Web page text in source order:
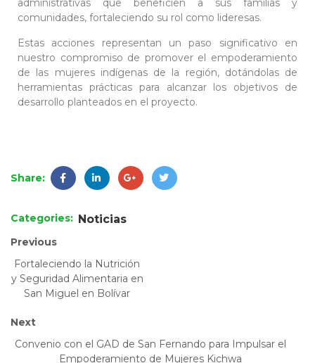
administrativas que beneficien a sus familias y
comunidades, fortaleciendo su rol como lideresas.
Estas acciones representan un paso significativo en
nuestro compromiso de promover el empoderamiento
de las mujeres indígenas de la región, dotándolas de
herramientas prácticas para alcanzar los objetivos de
desarrollo planteados en el proyecto.
Share:
Categories: Noticias
Previous
Fortaleciendo la Nutrición
y Seguridad Alimentaria en
San Miguel en Bolívar
Next
Convenio con el GAD de San Fernando para Impulsar el
Empoderamiento de Mujeres Kichwa